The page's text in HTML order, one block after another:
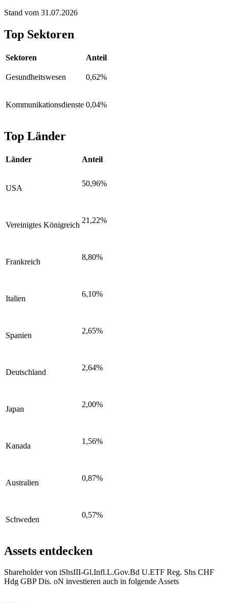
Stand vom 31.07.2026
Top Sektoren
Sektoren Anteil
Gesundheitswesen 0,62%
Kommunikationsdienste 0,04%
Top Länder
Länder Anteil
USA
50,96%
Vereinigtes Königreich
21,22%
Frankreich
8,80%
Italien
6,10%
Spanien
2,65%
Deutschland
2,64%
Japan
2,00%
Kanada
1,56%
Australien
0,87%
Schweden
0,57%
Assets entdecken
Shareholder von iShsIII-Gl.Infl.L.Gov.Bd U.ETF Reg. Shs CHF
Hdg GBP Dis. oN investieren auch in folgende Assets